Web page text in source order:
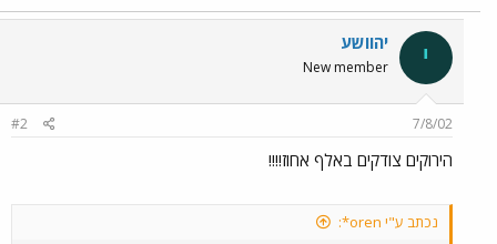
י יהוושע
New member
7/8/02
#2
הירוקים צודקים באלף אחוז!!!!
נכתב ע"י oren*: